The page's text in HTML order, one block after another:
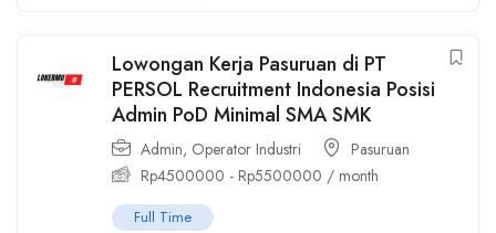
Lowongan Kerja Pasuruan di PT
PERSOL Recruitment Indonesia Posisi
Admin PoD Minimal SMA SMK
Admin, Operator Industri
Pasuruan
Rp4500000 - Rp5500000 / month
Full Time